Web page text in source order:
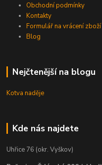
Obchodní podmínky
Kontakty
Formulář na vrácení zboží
Blog
Nejčtenější na blogu
Kotva naděje
Kde nás najdete
Uhřice 76 (okr. Vyškov)